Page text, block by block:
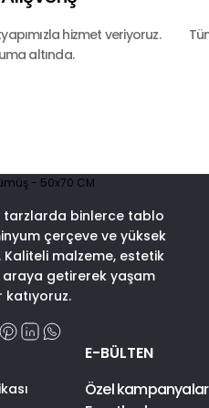
hizmet veriyoruz.
altında.
tarzlarda binlerce tablo
çerçeve ve yüksek
malzeme, estetik
araya getirerek yaşam
katıyoruz.
E-BÜLTEN
Özel